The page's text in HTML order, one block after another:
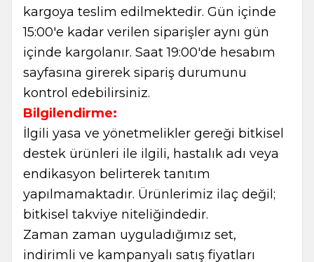
kargoya teslim edilmektedir. Gün içinde
15:00'e kadar verilen siparişler aynı gün
içinde kargolanır. Saat 19:00'de hesabım
sayfasına girerek sipariş durumunu
kontrol edebilirsiniz.
Bilgilendirme:
İlgili yasa ve yönetmelikler gereği bitkisel
destek ürünleri ile ilgili, hastalık adı veya
endikasyon belirterek tanıtım
yapılmamaktadır. Ürünlerimiz ilaç değil;
bitkisel takviye niteliğindedir.
Zaman zaman uyguladığımız set,
indirimli ve kampanyalı satış fiyatları